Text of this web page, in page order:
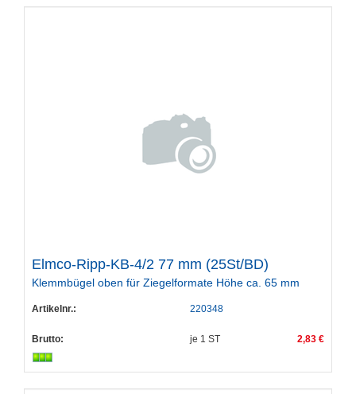
Elmco-Ripp-KB-4/2 77 mm (25St/BD)
Klemmbügel oben für Ziegelformate Höhe ca. 65 mm
Artikelnr.: 220348
Brutto: je 1 ST 2,83 €